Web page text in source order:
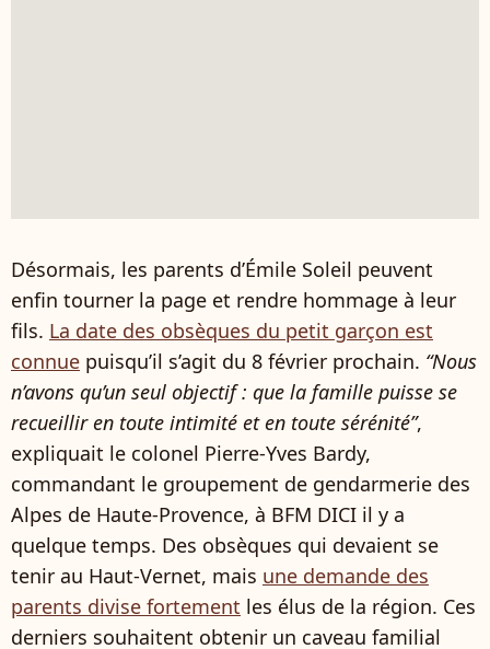
Désormais, les parents d’Émile Soleil peuvent
enfin tourner la page et rendre hommage à leur
fils. La date des obsèques du petit garçon est
connue puisqu’il s’agit du 8 février prochain. “Nous
n’avons qu’un seul objectif : que la famille puisse se
recueillir en toute intimité et en toute sérénité”,
expliquait le colonel Pierre-Yves Bardy,
commandant le groupement de gendarmerie des
Alpes de Haute-Provence, à BFM DICI il y a
quelque temps. Des obsèques qui devaient se
tenir au Haut-Vernet, mais une demande des
parents divise fortement les élus de la région. Ces
derniers souhaitent obtenir un caveau familial